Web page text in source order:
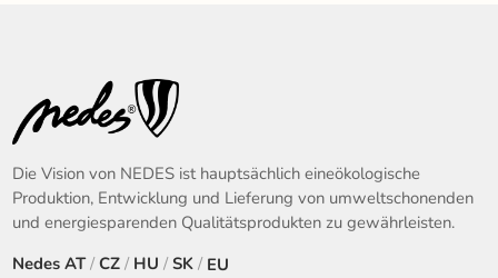
Die Vision von NEDES ist hauptsächlich eineökologische
Produktion, Entwicklung und Lieferung von umweltschonenden
und energiesparenden Qualitätsprodukten zu gewährleisten.
NedesAT / CZ / HU / SK / EU